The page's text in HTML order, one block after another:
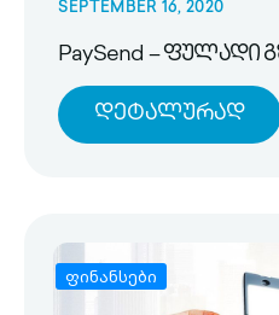
SEPTEMBER 16, 2020
PaySend – ფულადი
Დეტალურად
ფინანსები